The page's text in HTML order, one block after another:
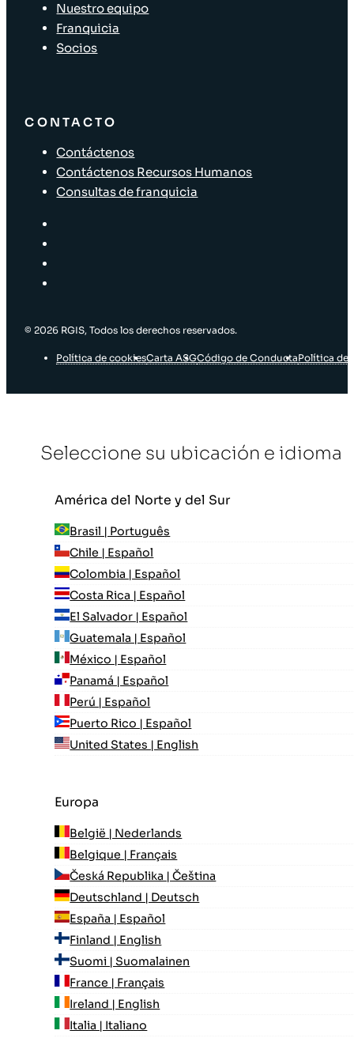
Nuestro equipo
Franquicia
Socios
CONTACTO
Contáctenos
Contáctenos Recursos Humanos
Consultas de franquicia
© 2026 RGIS, Todos los derechos reservados.
Política de cookiesCarta ASGCódigo de ConductaPolítica de
Seleccione su ubicación e idioma
América del Norte y del Sur
Brasil | Português
Chile | Español
Colombia | Español
Costa Rica | Español
El Salvador | Español
Guatemala | Español
México | Español
Panamá | Español
Perú | Español
Puerto Rico | Español
United States | English
Europa
België | Nederlands
Belgique | Français
Česká Republika | Čeština
Deutschland | Deutsch
España | Español
Finland | English
Suomi | Suomalainen
France | Français
Ireland | English
Italia | Italiano